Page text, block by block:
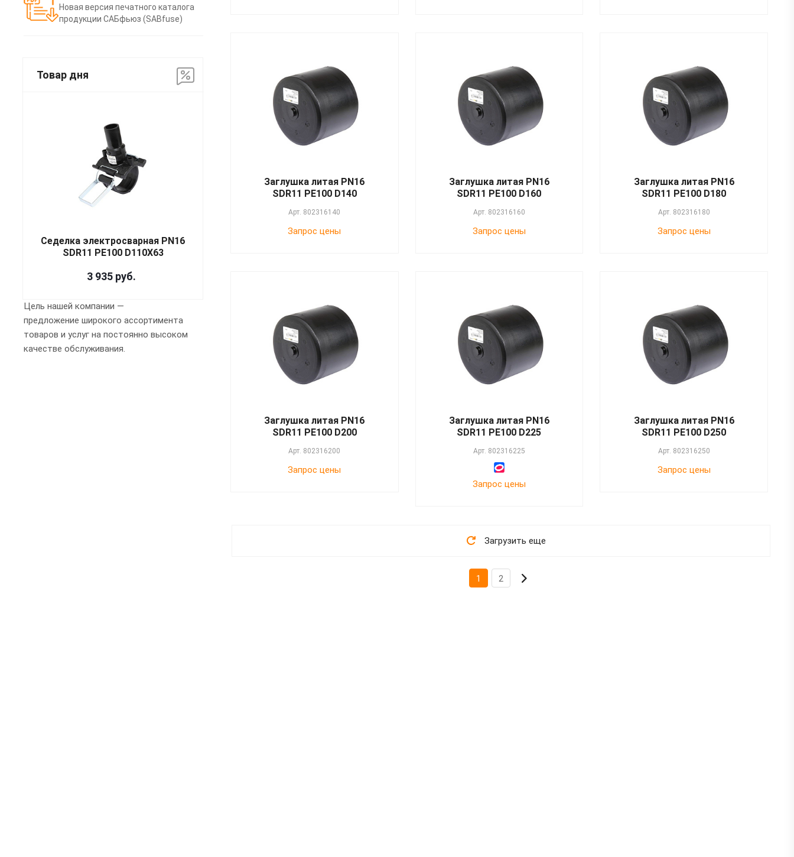
Заглушка литая PN16
SDR11 PE100 D140
Арт. 802316140
Запрос цены
Заглушка литая PN16
SDR11 PE100 D160
Арт. 802316160
Запрос цены
Заглушка литая PN16
SDR11 PE100 D180
Арт. 802316180
Запрос цены
Заглушка литая PN16
SDR11 PE100 D200
Арт. 802316200
Запрос цены
Заглушка литая PN16
SDR11 PE100 D225
Арт. 802316225
Запрос цены
Заглушка литая PN16
SDR11 PE100 D250
Арт. 802316250
Запрос цены
Загрузить еще
1 2
Новая версия печатного каталога
продукции САБфьюз (SABfuse)
Товар дня
Седелка электросварная PN16
SDR11 PE100 D110X63
3 935 руб.
Цель нашей компании —
предложение широкого ассортимента
товаров и услуг на постоянно высоком
качестве обслуживания.